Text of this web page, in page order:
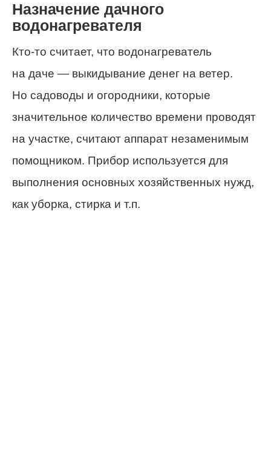
Назначение дачного
водонагревателя
Кто-то считает, что водонагреватель
на даче — выкидывание денег на ветер.
Но садоводы и огородники, которые
значительное количество времени проводят
на участке, считают аппарат незаменимым
помощником. Прибор используется для
выполнения основных хозяйственных нужд,
как уборка, стирка и т.п.